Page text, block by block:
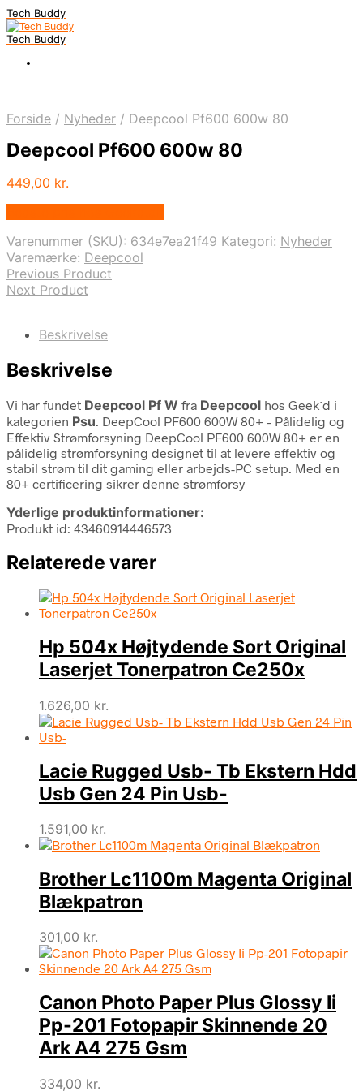
Tech Buddy
Tech Buddy
Forside / Nyheder / Deepcool Pf600 600w 80
Deepcool Pf600 600w 80
449,00 kr.
Varenummer (SKU): 634e7ea21f49 Kategori: Nyheder
Varemærke: Deepcool
Previous Product
Next Product
Beskrivelse
Beskrivelse
Vi har fundet Deepcool Pf W fra Deepcool hos Geek´d i
kategorien Psu. DeepCool PF600 600W 80+ – Pålidelig og
Effektiv Strømforsyning DeepCool PF600 600W 80+ er en
pålidelig strømforsyning designet til at levere effektiv og
stabil strøm til dit gaming eller arbejds-PC setup. Med en
80+ certificering sikrer denne strømforsy
Yderlige produktinformationer:
Produkt id: 43460914446573
Relaterede varer
Hp 504x Højtydende Sort Original
Laserjet Tonerpatron Ce250x
1.626,00 kr.
Lacie Rugged Usb- Tb Ekstern Hdd
Usb Gen 24 Pin Usb-
1.591,00 kr.
Brother Lc1100m Magenta Original
Blækpatron
301,00 kr.
Canon Photo Paper Plus Glossy Ii
Pp-201 Fotopapir Skinnende 20
Ark A4 275 Gsm
334,00 kr.